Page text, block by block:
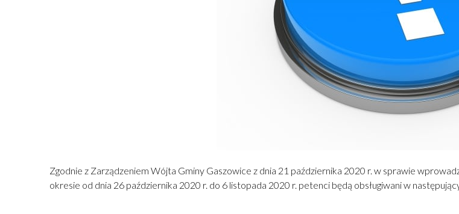
Zgodnie z Zarządzeniem Wójta Gminy Gaszowice z dnia 21 października 2020 r. w sprawie
okresie od dnia 26 października 2020 r. do 6 listopada 2020 r. petenci będą obsługiwani w